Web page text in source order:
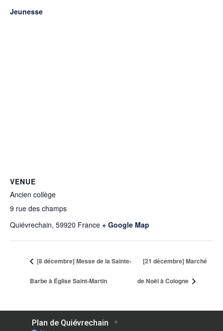
Jeunesse
VENUE
Ancien collège
9 rue des champs
Quiévrechain, 59920 France + Google Map
[8 décembre] Messe de la Sainte-
Barbe à Église Saint-Martin
[21 décembre] Marché
de Noël à Cologne